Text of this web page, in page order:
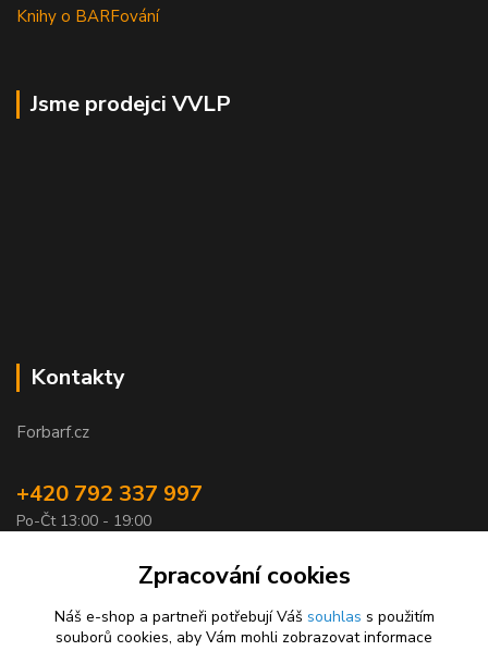
Knihy o BARFování
Jsme prodejci VVLP
Kontakty
Forbarf.cz
+420 792 337 997
Po-Čt 13:00 - 19:00
objednavky@forbarf.czZpracování cookies
Náš e-shop a partneři potřebují Váš souhlas s použitím
souborů cookies, aby Vám mohli zobrazovat informace